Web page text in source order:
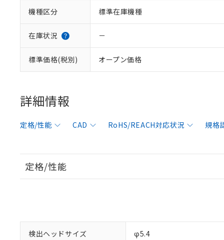
機種区分 標準在庫機種
在庫状況 －
標準価格(税別) オープン価格
詳細情報
定格/性能 CAD RoHS/REACH対応状況 規格
定格/性能
検出ヘッドサイズ φ5.4